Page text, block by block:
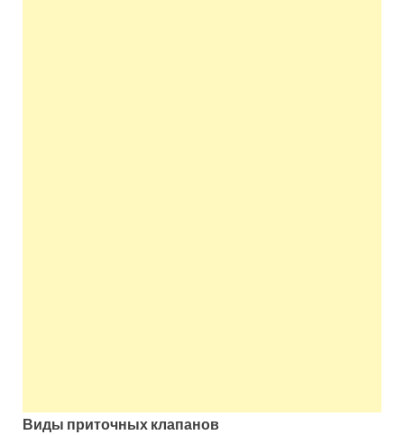
Виды приточных клапанов